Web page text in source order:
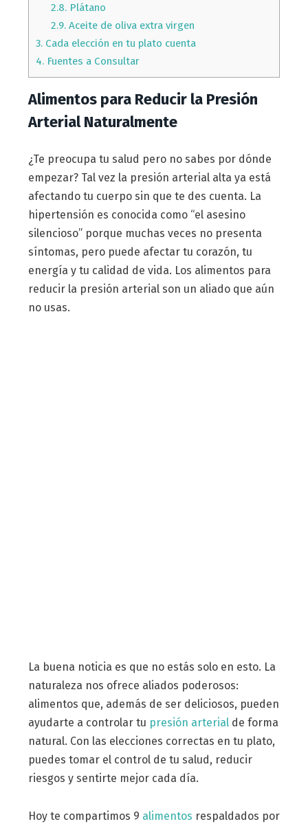
2.8. Plátano
2.9. Aceite de oliva extra virgen
3.Cada elección en tu plato cuenta
4.Fuentes a Consultar
Alimentos para Reducir la Presión
Arterial Naturalmente
¿Te preocupa tu salud pero no sabes por dónde
empezar? Tal vez la presión arterial alta ya está
afectando tu cuerpo sin que te des cuenta. La
hipertensión es conocida como “el asesino
silencioso” porque muchas veces no presenta
síntomas, pero puede afectar tu corazón, tu
energía y tu calidad de vida. Los alimentos para
reducir la presión arterial son un aliado que aún
no usas.
La buena noticia es que no estás solo en esto. La
naturaleza nos ofrece aliados poderosos:
alimentos que, además de ser deliciosos, pueden
ayudarte a controlar tu presión arterialde forma
natural. Con las elecciones correctas en tu plato,
puedes tomar el control de tu salud, reducir
riesgos y sentirte mejor cada día.
Hoy te compartimos 9 alimentos respaldados por